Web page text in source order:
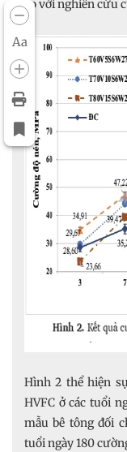
Aa
so với nghiên cứu
Hình 2 thể hiện
HVFC ở các tuổi
mẫu bê tông đối
tuổi ngày 180